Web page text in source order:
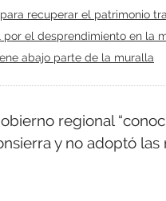
recuperar el patrimonio
por el desprendimiento en la
abajo parte de la muralla
regional
y no adoptó